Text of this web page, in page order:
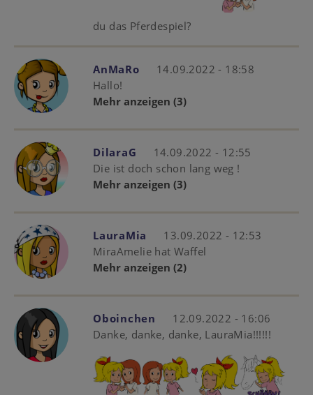
du das Pferdespiel?
AnMaRo
14.09.2022 - 18:58
Hallo!
Mehr anzeigen (3)
DilaraG
14.09.2022 - 12:55
Die ist doch schon lang weg !
Mehr anzeigen (3)
LauraMia
13.09.2022 - 12:53
MiraAmelie hat Waffel
Mehr anzeigen (2)
Oboinchen
12.09.2022 - 16:06
Danke, danke, danke, LauraMia!!!!!!